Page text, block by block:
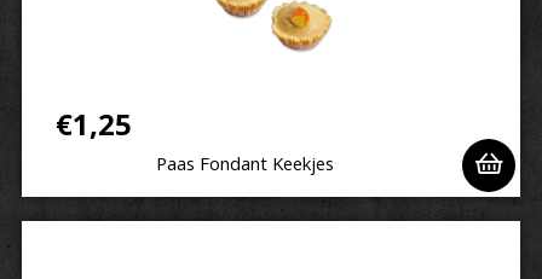
Paas Fondant Keekjes
€1,25